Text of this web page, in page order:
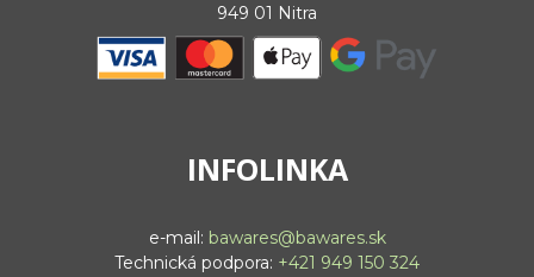
949 01 Nitra
INFOLINKA
e-mail: bawares@bawares.sk
Technická podpora: +421 949 150 324